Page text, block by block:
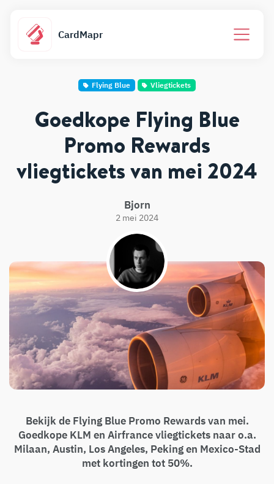
CardMapr
Flying Blue Vliegtickets
Goedkope Flying Blue
Promo Rewards
vliegtickets van mei 2024
Bjorn
2 mei 2024
Bekijk de Flying Blue Promo Rewards van mei.
Goedkope KLM en Airfrance vliegtickets naar o.a.
Milaan, Austin, Los Angeles, Peking en Mexico-Stad
met kortingen tot 50%.